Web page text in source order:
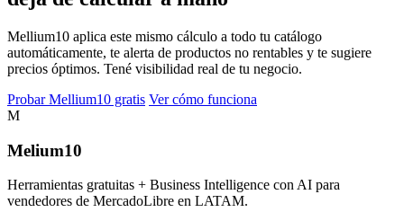
Mellium10 aplica este mismo cálculo a todo tu catálogo
automáticamente, te alerta de productos no rentables y te sugiere
precios óptimos. Tené visibilidad real de tu negocio.
Probar Mellium10 gratis Ver cómo funciona
M
Melium10
Herramientas gratuitas + Business Intelligence con AI para
vendedores de MercadoLibre en LATAM.